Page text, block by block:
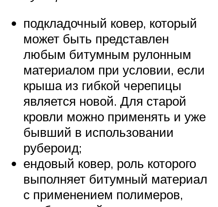
подкладочный ковер, который
может быть представлен
любым битумным рулонным
материалом при условии, если
крыша из гибкой черепицы
является новой. Для старой
кровли можно применять и уже
бывший в использовании
рубероид;
ендовый ковер, роль которого
выполняет битумный материал
с применением полимеров,